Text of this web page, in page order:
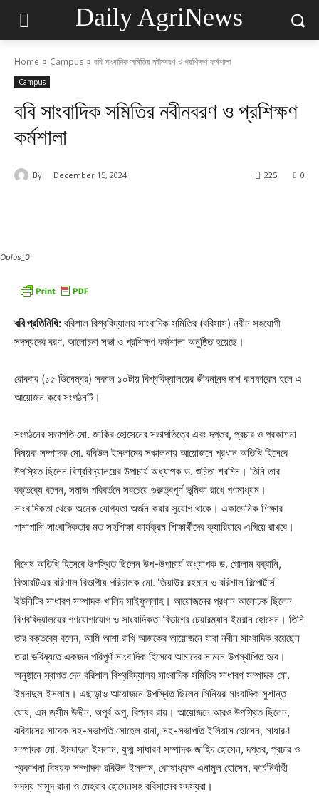
Daily AgriNews
Home Campus ববি সাংবাদিক সমিতির নবীনবরণ ও প্রশিক্ষণ কর্মশালা
Campus
ববি সাংবাদিক সমিতির নবীনবরণ ও প্রশিক্ষণ
কর্মশালা
By December 15, 2024 0
225
Oplus_0
ববি প্রতিনিধি: বরিশাল বিশ্ববিদ্যালয় সাংবাদিক সমিতির (ববিসাস) নবীন সহযোগী
সদস্যদের বরণ, আলোচনা সভা ও প্রশিক্ষণ কর্মশালা অনুষ্ঠিত হয়েছে।
রোববার (১৫ ডিসেম্বর) সকাল ১০টায় বিশ্ববিদ্যালয়ের জীবনানন্দ দাশ কনফারেন্স হলে এ
আয়োজন করে সংগঠনটি।
সংগঠনের সভাপতি মো. জাকির হোসেনের সভাপতিত্বে এবং দপ্তর, প্রচার ও প্রকাশনা
বিষয়ক সম্পাদক মো. রবিউল ইসলামের সঞ্চালনায় আয়োজনে প্রধান অতিথি হিসেবে
উপস্থিত ছিলেন বিশ্ববিদ্যালয়ের উপাচার্য অধ্যাপক ড. শুচিতা শরমিন। তিনি তার
বক্তব্যে বলেন, সমাজ পরিবর্তনে সবচেয়ে গুরুত্বপূর্ণ ভূমিকা রাখে গণমাধ্যম।
সাংবাদিকতা থেকে অনেক যোগ্যতা অর্জন করার সুযোগ থাকে। একাডেমিক শিক্ষার
পাশাপাশি সাংবাদিকতার মত সহশিক্ষা কার্যক্রম শিক্ষার্থীদের ক্যারিয়ারে এগিয়ে রাখবে।
বিশেষ অতিথি হিসেবে উপস্থিত ছিলেন উপ-উপাচার্য অধ্যাপক ড. গোলাম রব্বানি,
বিআরটিএর বরিশাল বিভাগীয় পরিচালক মো. জিয়াউর রহমান ও বরিশাল রিপোর্টার্স
ইউনিটির সাধারণ সম্পাদক খালিদ সাইফুল্লাহ। আয়োজনের প্রধান আলোচক ছিলেন
বিশ্ববিদ্যালয়ের গণযোগাযোগ ও সাংবাদিকতা বিভাগের চেয়ারম্যান ইমরান হোসেন। তিনি
তার বক্তব্যে বলেন, আমি আশা রাখি আজকের আয়োজনে যারা নবীন সাংবাদিক রয়েছেন
তারা ভবিষ্যতে একজন পরিপূর্ণ সাংবাদিক হিসেবে আমাদের সামনে উপস্থাপিত হবে।
অনুষ্ঠানে স্বাগত দেন বরিশাল বিশ্ববিদ্যালয় সাংবাদিক সমিতির সাধারণ সম্পাদক মো.
ইমদাদুল ইসলাম। এছাড়াও আয়োজনে উপস্থিত ছিলেন সিনিয়র সাংবাদিক সুশান্ত
ঘোষ, এম জসীম উদ্দীন, অপূর্ব অপু, বিপ্লব রায়। আয়োজনে আরও উপস্থিত ছিলেন,
ববিবাসের সাবেক সহ-সভাপতি সোহেল রানা, সহ-সভাপতি ইলিয়াস হোসেন, সাধারণ
সম্পাদক মো. ইমদাদুল ইসলাম, যুগ্ম সাধারণ সম্পাদক জাহিদ হোসেন, দপ্তর, প্রচার ও
প্রকাশনা বিষয়ক সম্পাদক রবিউল ইসলাম, কোষাধ্যক্ষ এনামুল হোসেন, কার্যনির্বাহী
সদস্য মাসুদ রানা ও মেহরাব হোসেনসহ ববিসাসের সদস্যরা।